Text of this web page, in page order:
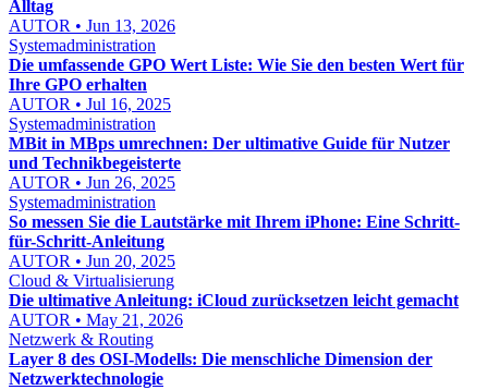
Alltag
AUTOR • Jun 13, 2026
Systemadministration
Die umfassende GPO Wert Liste: Wie Sie den besten Wert für
Ihre GPO erhalten
AUTOR • Jul 16, 2025
Systemadministration
MBit in MBps umrechnen: Der ultimative Guide für Nutzer
und Technikbegeisterte
AUTOR • Jun 26, 2025
Systemadministration
So messen Sie die Lautstärke mit Ihrem iPhone: Eine Schritt-
für-Schritt-Anleitung
AUTOR • Jun 20, 2025
Cloud & Virtualisierung
Die ultimative Anleitung: iCloud zurücksetzen leicht gemacht
AUTOR • May 21, 2026
Netzwerk & Routing
Layer 8 des OSI-Modells: Die menschliche Dimension der
Netzwerktechnologie